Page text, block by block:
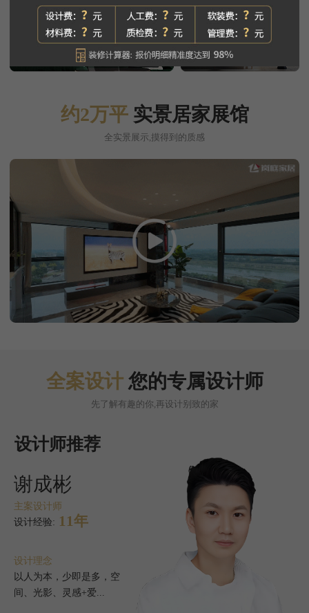
约2万平 实景居家展馆
全实景展示,摸得到的质感
全案设计 您的专属设计师
先了解有趣的你,再设计别致的家
师推荐
彬
计师
验: 11年
念
本，少即是多，空
影、灵感+爱...